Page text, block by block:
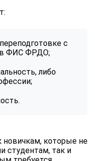
с
в ФИС ФРДО;
либо
новичкам, которые не
студентам, так и